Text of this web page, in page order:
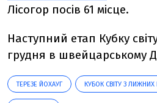
Лісогор посів 61 місце.
Наступний етап Кубку
грудня в швейцарському
ТЕРЕЗЕ ЙОХАУГ КУБОК СВІТУ З